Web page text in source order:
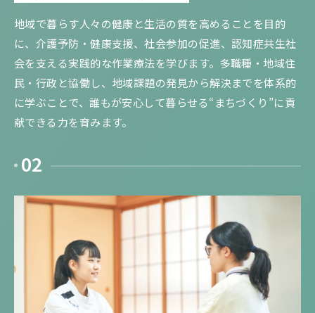
地域で暮らす人々の健康と生活の質を高めることを目的
に、介護予防・健康支援、社会参加の促進、認知症共生社
会を支える実践的な作業療法を学びます。多職種・地域住
民・行政と協働し、地域課題の発見から解決までを体系的
に学ぶことで、誰もが安心して暮らせる“まちづくり”に貢
献できる力を育みます。
02